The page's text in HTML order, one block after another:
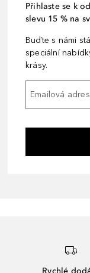
Přihlaste se k
slevu 15 % na
Buďte s námi
speciální
krásy.
Emailová
Rychlé